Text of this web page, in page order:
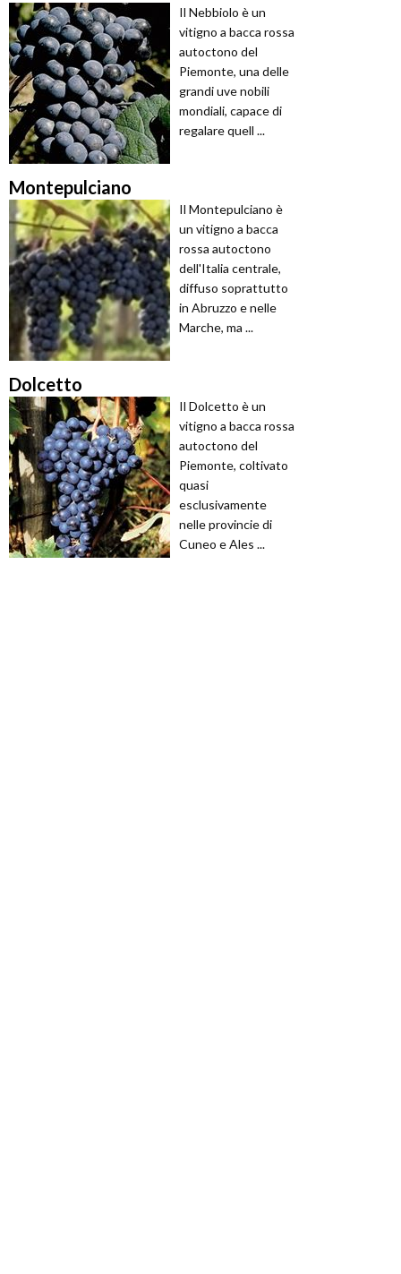
Il Nebbiolo è un
vitigno a bacca rossa
autoctono del
Piemonte, una delle
grandi uve nobili
mondiali, capace di
regalare quell ...
Montepulciano
Il Montepulciano è
un vitigno a bacca
rossa autoctono
dell'Italia centrale,
diffuso soprattutto
in Abruzzo e nelle
Marche, ma ...
Dolcetto
Il Dolcetto è un
vitigno a bacca rossa
autoctono del
Piemonte, coltivato
quasi
esclusivamente
nelle provincie di
Cuneo e Ales ...